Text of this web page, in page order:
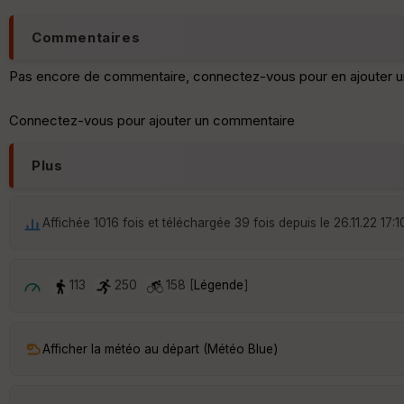
Commentaires
Pas encore de commentaire, connectez-vous pour en ajouter
Connectez-vous pour ajouter un commentaire
Plus
Affichée 1016 fois et téléchargée 39 fois depuis le 26.11.22
113 250 158 [ Légende]
Afficher la météo au départ (Météo Blue)